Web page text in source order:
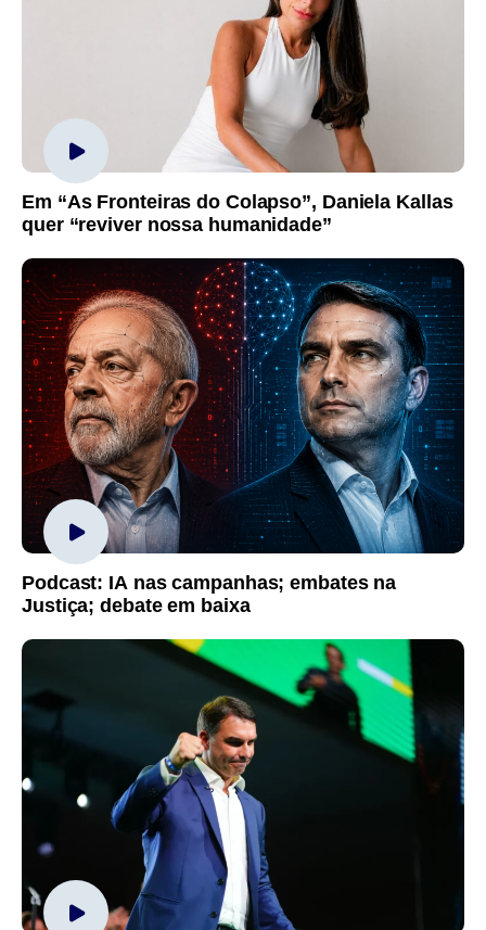
Em “As Fronteiras do Colapso”, Daniela Kallas
quer “reviver nossa humanidade”
Podcast: IA nas campanhas; embates na
Justiça; debate em baixa